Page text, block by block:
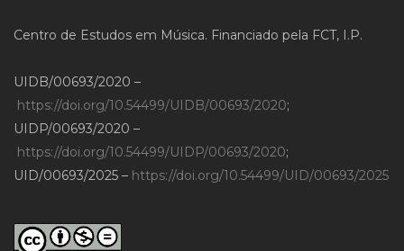
Centro de Estudos em Música. Financiado pela FCT, I.P.
UIDB/00693/2020 –
https://doi.org/10.54499/UIDB/00693/2020;
UIDP/00693/2020 –
https://doi.org/10.54499/UIDP/00693/2020;
UID/00693/2025 – https://doi.org/10.54499/UID/00693/2025